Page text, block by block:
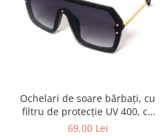
Ochelari de soare bărbați, cu
filtru de protecție UV 400, cu
toc cadou, OSB20
69,00 Lei